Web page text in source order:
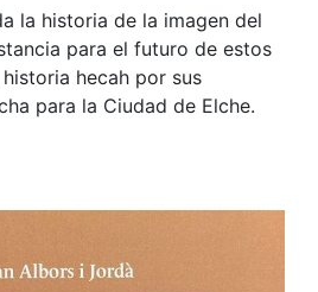
la historia de la imagen del
para el futuro de estos
hecah por sus
para la Ciudad de Elche.